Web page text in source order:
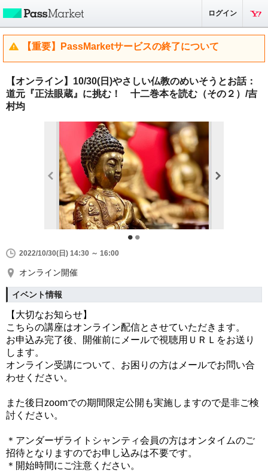
ログイン
【重要】PassMarketサービスの終了について
【オンライン】10/30(日)やさしい仏教のめいそうとお話：
道元『正法眼蔵』に挑む！ 十二巻本を読む（その２）/吉
村均
2022/10/30(日) 14:30 ～ 16:00
オンライン開催
イベント情報
【大切なお知らせ】
こちらの講座はオンライン配信とさせていただきます。
お申込み完了後、開催前にメールで視聴用ＵＲＬをお送り
します。
オンライン受講について、お困りの方はメールでお問い合
わせください。
また後日zoomでの期間限定公開も実施しますので是非ご検
討ください。
＊アンダーザライトシャンティ会員の方はオンタイムのご
招待となりますのでお申し込みは不要です。
＊開始時間にご注意ください。